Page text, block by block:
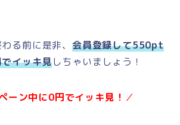
る前に是非、会員登録して550pt
イッキ見しちゃいましょう！
ーン中に0円でイッキ見！ ／